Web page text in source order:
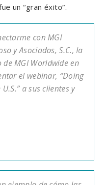
un “gran éxito”.
con MGI
y Asociados, S.C., la
MGI Worldwide en
el webinar, “Doing
a sus clientes y